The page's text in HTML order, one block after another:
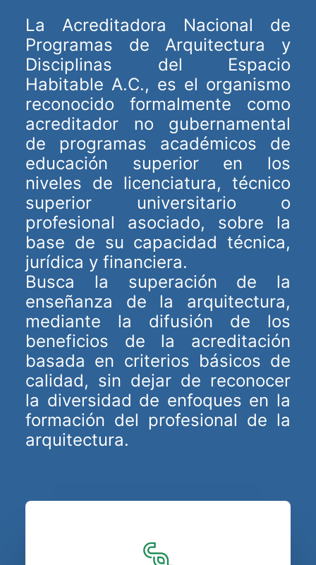
DIRECTORIO
ACREDITACIÓN
EVENTOS
COSTO EVALUACION 2025
La Acreditadora Nacional de
Programas de Arquitectura y
Disciplinas del Espacio
Habitable A.C., es el organismo
reconocido formalmente como
acreditador no gubernamental
de programas académicos de
educación superior en los
niveles de licenciatura, técnico
superior universitario o
profesional asociado, sobre la
base de su capacidad técnica,
jurídica y financiera.
Busca la superación de la
enseñanza de la arquitectura,
mediante la difusión de los
beneficios de la acreditación
basada en criterios básicos de
calidad, sin dejar de reconocer
la diversidad de enfoques en la
formación del profesional de la
arquitectura.